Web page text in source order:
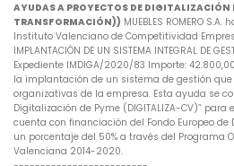
AYUDAS A PROYECTOS DE
TRANSFORMACIÓN)) MUEBLES ROMERO
Instituto Valenciano de Competitividad
IMPLANTACIÓN DE UN SISTEMA INTEGRAL DE
Expediente IMDIGA/2020/83 Importe:
la implantación de un sistema de gestión
organizativas de la empresa. Esta ayuda se
Digitalización de Pyme (DIGITALIZA-CV)” para
cuenta con financiación del Fondo Europeo de
un porcentaje del 50% a través del Programa
Valenciana 2014-2020.